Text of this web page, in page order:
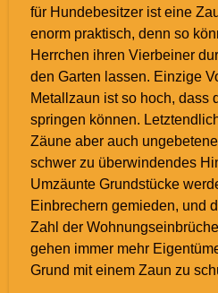
für Hundebesitzer ist eine
enorm praktisch, denn so
Herrchen ihren Vierbeiner
den Garten lassen. Einzige
Metallzaun ist so hoch, dass
springen können.
Zäune aber auch
schwer zu überwindendes
Umzäunte Grundstücke
Einbrechern gemieden, und
Zahl der
gehen immer mehr
Grund mit einem Zaun zu